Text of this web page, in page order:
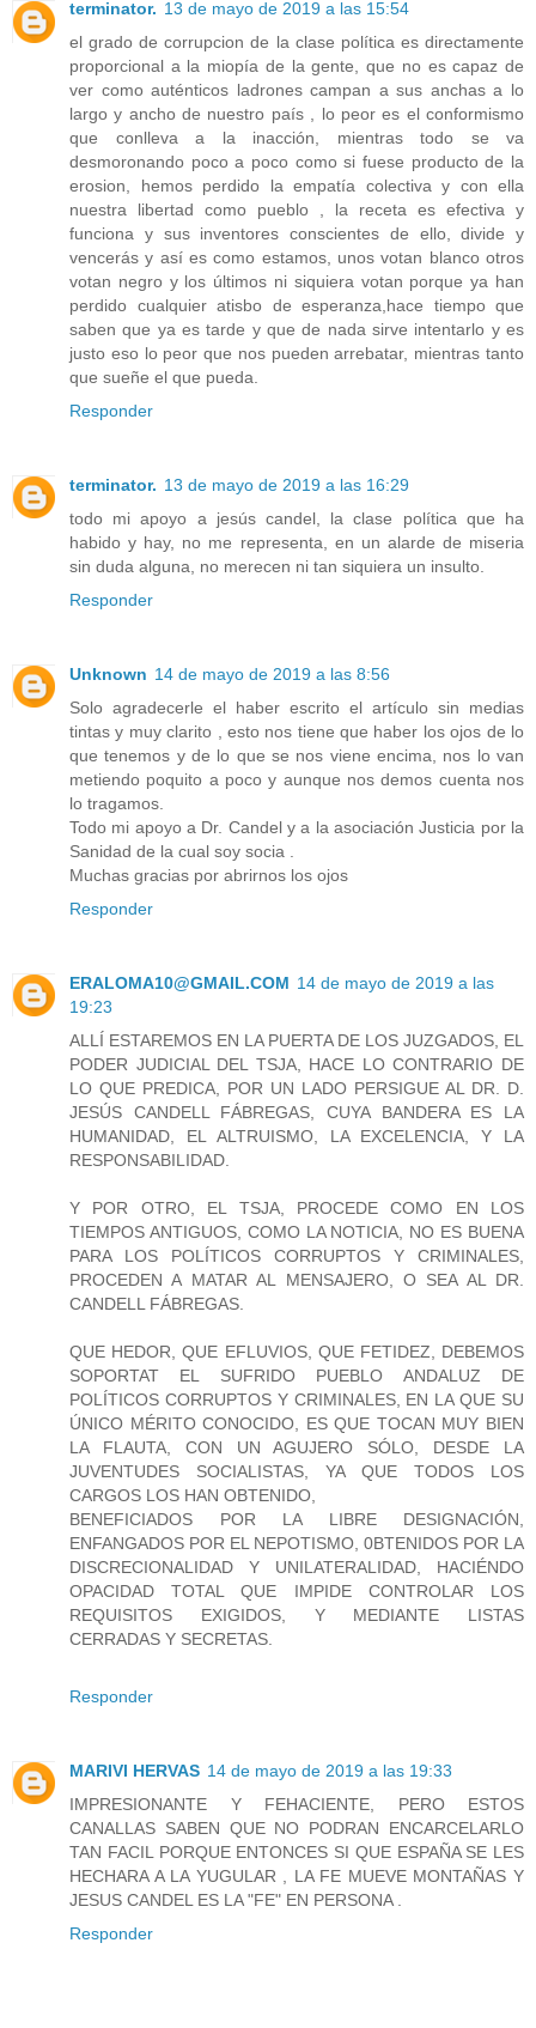
terminator. 13 de mayo de 2019 a las 15:54
el grado de corrupcion de la clase política es directamente
proporcional a la miopía de la gente, que no es capaz de
ver como auténticos ladrones campan a sus anchas a lo
largo y ancho de nuestro país , lo peor es el conformismo
que conlleva a la inacción, mientras todo se va
desmoronando poco a poco como si fuese producto de la
erosion, hemos perdido la empatía colectiva y con ella
nuestra libertad como pueblo , la receta es efectiva y
funciona y sus inventores conscientes de ello, divide y
vencerás y así es como estamos, unos votan blanco otros
votan negro y los últimos ni siquiera votan porque ya han
perdido cualquier atisbo de esperanza,hace tiempo que
saben que ya es tarde y que de nada sirve intentarlo y es
justo eso lo peor que nos pueden arrebatar, mientras tanto
que sueñe el que pueda.
Responder
terminator. 13 de mayo de 2019 a las 16:29
todo mi apoyo a jesús candel, la clase política que ha
habido y hay, no me representa, en un alarde de miseria
sin duda alguna, no merecen ni tan siquiera un insulto.
Responder
Unknown 14 de mayo de 2019 a las 8:56
Solo agradecerle el haber escrito el artículo sin medias
tintas y muy clarito , esto nos tiene que haber los ojos de lo
que tenemos y de lo que se nos viene encima, nos lo van
metiendo poquito a poco y aunque nos demos cuenta nos
lo tragamos.
Todo mi apoyo a Dr. Candel y a la asociación Justicia por la
Sanidad de la cual soy socia .
Muchas gracias por abrirnos los ojos
Responder
ERALOMA10@GMAIL.COM 14 de mayo de 2019 a las
19:23
ALLÍ ESTAREMOS EN LA PUERTA DE LOS JUZGADOS, EL
PODER JUDICIAL DEL TSJA, HACE LO CONTRARIO DE
LO QUE PREDICA, POR UN LADO PERSIGUE AL DR. D.
JESÚS CANDELL FÁBREGAS, CUYA BANDERA ES LA
HUMANIDAD, EL ALTRUISMO, LA EXCELENCIA, Y LA
RESPONSABILIDAD.
Y POR OTRO, EL TSJA, PROCEDE COMO EN LOS
TIEMPOS ANTIGUOS, COMO LA NOTICIA, NO ES BUENA
PARA LOS POLÍTICOS CORRUPTOS Y CRIMINALES,
PROCEDEN A MATAR AL MENSAJERO, O SEA AL DR.
CANDELL FÁBREGAS.
QUE HEDOR, QUE EFLUVIOS, QUE FETIDEZ, DEBEMOS
SOPORTAT EL SUFRIDO PUEBLO ANDALUZ DE
POLÍTICOS CORRUPTOS Y CRIMINALES, EN LA QUE SU
ÚNICO MÉRITO CONOCIDO, ES QUE TOCAN MUY BIEN
LA FLAUTA, CON UN AGUJERO SÓLO, DESDE LA
JUVENTUDES SOCIALISTAS, YA QUE TODOS LOS
CARGOS LOS HAN OBTENIDO,
BENEFICIADOS POR LA LIBRE DESIGNACIÓN,
ENFANGADOS POR EL NEPOTISMO, 0BTENIDOS POR LA
DISCRECIONALIDAD Y UNILATERALIDAD, HACIÉNDO
OPACIDAD TOTAL QUE IMPIDE CONTROLAR LOS
REQUISITOS EXIGIDOS, Y MEDIANTE LISTAS
CERRADAS Y SECRETAS.
Responder
MARIVI HERVAS 14 de mayo de 2019 a las 19:33
IMPRESIONANTE Y FEHACIENTE, PERO ESTOS
CANALLAS SABEN QUE NO PODRAN ENCARCELARLO
TAN FACIL PORQUE ENTONCES SI QUE ESPAÑA SE LES
HECHARA A LA YUGULAR , LA FE MUEVE MONTAÑAS Y
JESUS CANDEL ES LA "FE" EN PERSONA .
Responder